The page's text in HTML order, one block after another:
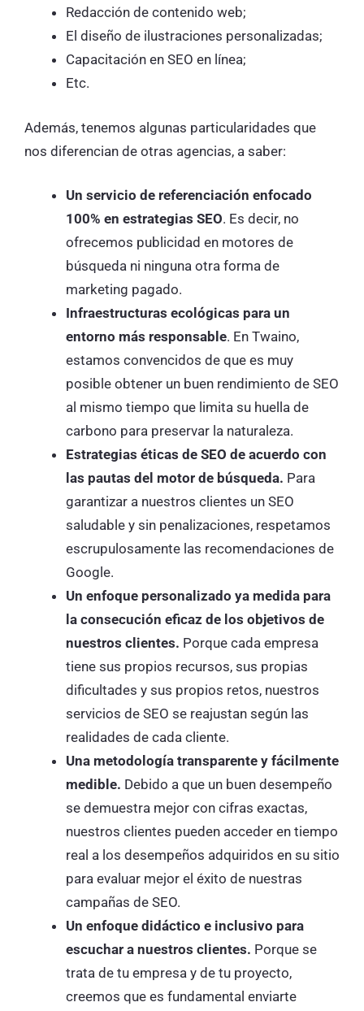
Redacción de contenido web;
El diseño de ilustraciones personalizadas;
Capacitación en SEO en línea;
Etc.
Además, tenemos algunas particularidades que
nos diferencian de otras agencias, a saber:
Un servicio de referenciación enfocado
100% en estrategias SEO. Es decir, no
ofrecemos publicidad en motores de
búsqueda ni ninguna otra forma de
marketing pagado.
Infraestructuras ecológicas para un
entorno más responsable. En Twaino,
estamos convencidos de que es muy
posible obtener un buen rendimiento de SEO
al mismo tiempo que limita su huella de
carbono para preservar la naturaleza.
Estrategias éticas de SEO de acuerdo con
las pautas del motor de búsqueda. Para
garantizar a nuestros clientes un SEO
saludable y sin penalizaciones, respetamos
escrupulosamente las recomendaciones de
Google.
Un enfoque personalizado ya medida para
la consecución eficaz de los objetivos de
nuestros clientes. Porque cada empresa
tiene sus propios recursos, sus propias
dificultades y sus propios retos, nuestros
servicios de SEO se reajustan según las
realidades de cada cliente.
Una metodología transparente y fácilmente
medible. Debido a que un buen desempeño
se demuestra mejor con cifras exactas,
nuestros clientes pueden acceder en tiempo
real a los desempeños adquiridos en su sitio
para evaluar mejor el éxito de nuestras
campañas de SEO.
Un enfoque didáctico e inclusivo para
escuchar a nuestros clientes. Porque se
trata de tu empresa y de tu proyecto,
creemos que es fundamental enviarte